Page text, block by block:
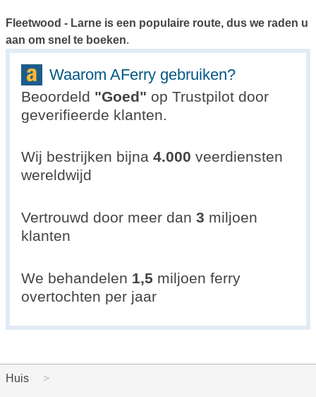
Fleetwood - Larne is een populaire route, dus we raden u
aan om snel te boeken.
Waarom AFerry gebruiken?
Beoordeld "Goed" op Trustpilot door
geverifieerde klanten.
Wij bestrijken bijna 4.000 veerdiensten
wereldwijd
Vertrouwd door meer dan 3 miljoen
klanten
We behandelen 1,5 miljoen ferry
overtochten per jaar
Huis